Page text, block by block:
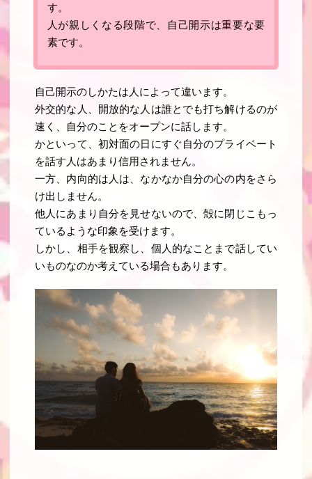
す。
人が親しくなる段階で、自己開示は重要な要
素です。
自己開示のしかたは人によって違います。
外交的な人、開放的な人は誰とでも打ち解けるのが
速く、自分のことをオープンに話します。
かといって、初対面の日にすぐ自分のプライベート
を話す人はあまり信用されません。
一方、内向的は人は、なかなか自分の心の内をさら
け出しません。
他人にあまり自分を見せないので、殻に閉じこもっ
ているような印象を受けます。
しかし、相手を観察し、個人的なことまで話してい
いものなのか考えている場合もあります。